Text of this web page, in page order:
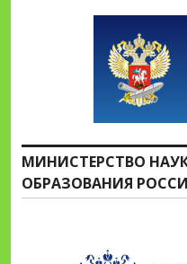
МИНИСТЕРСТВО
ОБРАЗОВАНИЯ